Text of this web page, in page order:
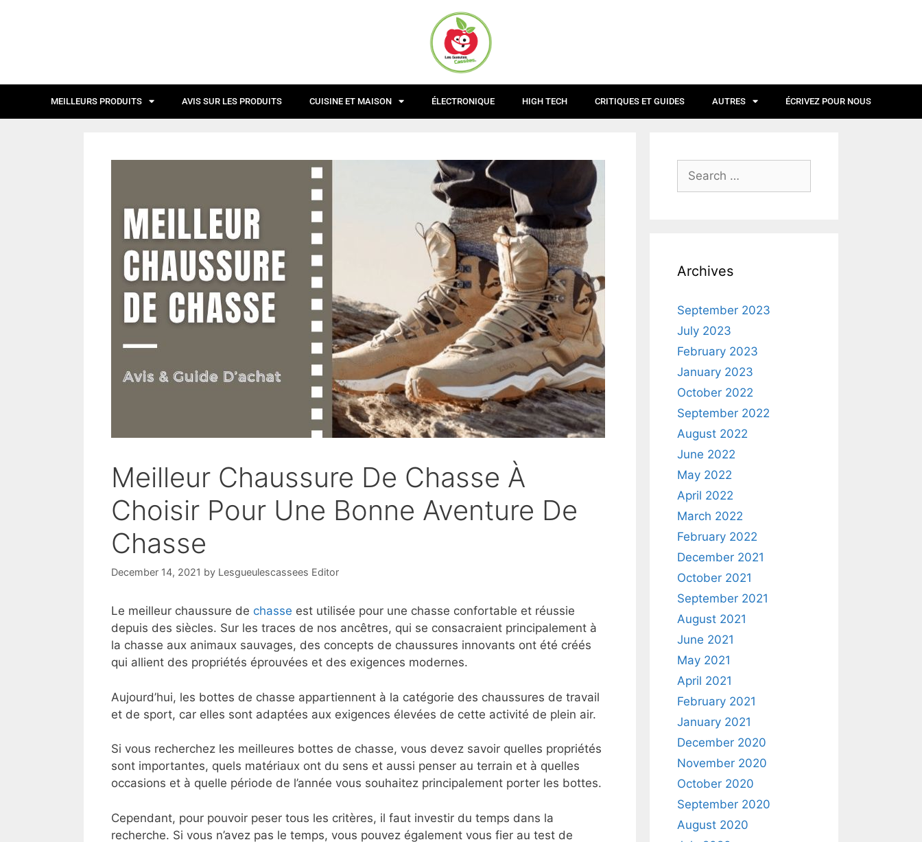
MEILLEURS PRODUITS AVIS SUR LES PRODUITS CUISINE ET MAISON ÉLECTRONIQUE HIGH TECH CRITIQUES ET GUIDES AUTRES ÉCRIVEZ POUR NOUS
Meilleur Chaussure De Chasse À
Choisir Pour Une Bonne Aventure De
Chasse
December 14, 2021 by Lesgueulescassees Editor
Le meilleur chaussure de chasse est utilisée pour une chasse confortable et réussie
depuis des siècles. Sur les traces de nos ancêtres, qui se consacraient principalement à
la chasse aux animaux sauvages, des concepts de chaussures innovants ont été créés
qui allient des propriétés éprouvées et des exigences modernes.
Aujourd’hui, les bottes de chasse appartiennent à la catégorie des chaussures de travail
et de sport, car elles sont adaptées aux exigences élevées de cette activité de plein air.
Si vous recherchez les meilleures bottes de chasse, vous devez savoir quelles propriétés
sont importantes, quels matériaux ont du sens et aussi penser au terrain et à quelles
occasions et à quelle période de l’année vous souhaitez principalement porter les bottes.
Cependant, pour pouvoir peser tous les critères, il faut investir du temps dans la
recherche. Si vous n’avez pas le temps, vous pouvez également vous fier au test de
Archives
September 2023
July 2023
February 2023
January 2023
October 2022
September 2022
August 2022
June 2022
May 2022
April 2022
March 2022
February 2022
December 2021
October 2021
September 2021
August 2021
June 2021
May 2021
April 2021
February 2021
January 2021
December 2020
November 2020
October 2020
September 2020
August 2020